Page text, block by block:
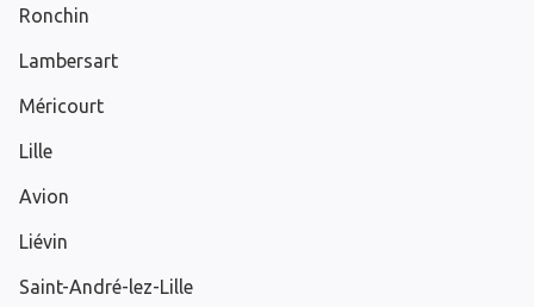
Ronchin
Lambersart
Méricourt
Lille
Avion
Liévin
Saint-André-lez-Lille